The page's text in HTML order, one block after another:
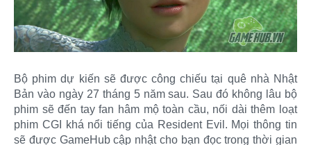
Bộ phim dự kiến sẽ được công chiếu tại quê nhà Nhật
Bản vào ngày 27 tháng 5 năm sau. Sau đó không lâu bộ
phim sẽ đến tay fan hâm mộ toàn cầu, nối dài thêm loạt
phim CGI khá nổi tiếng của Resident Evil. Mọi thông tin
sẽ được GameHub cập nhật cho bạn đọc trong thời gian